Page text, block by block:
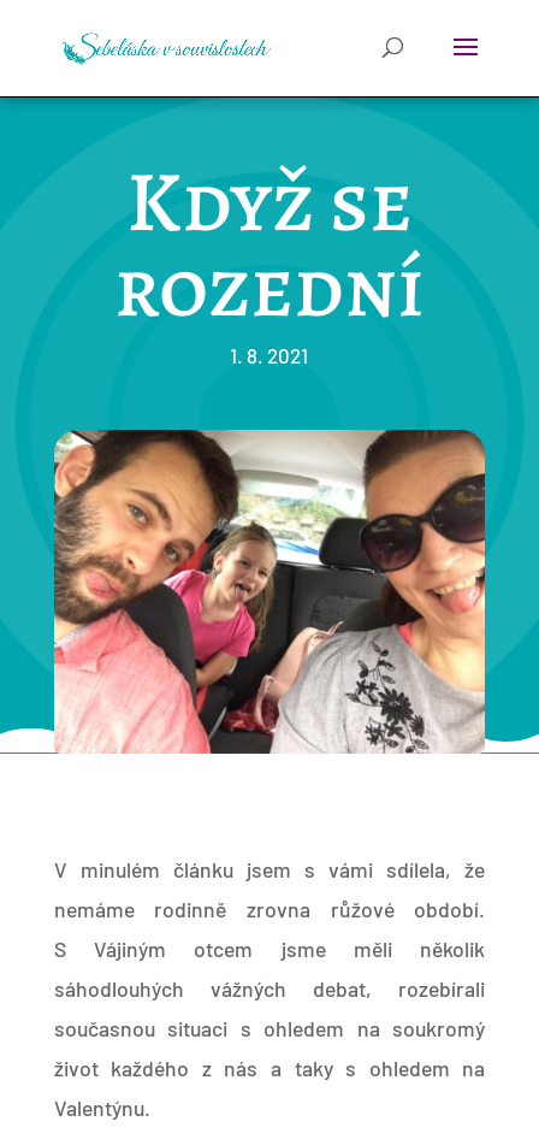
Když se
rozední
1. 8. 2021
V minulém článku jsem s vámi sdílela, že
nemáme rodinně zrovna růžové období.
S Vájiným otcem jsme měli několik
sáhodlouhých vážných debat, rozebírali
současnou situaci s ohledem na soukromý
život každého z nás a taky s ohledem na
Valentýnu.